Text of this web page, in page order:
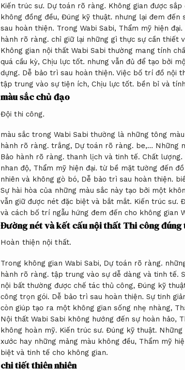
Kiến trúc sư. Dự toán rõ ràng. Không gian được
không đồng đều, Đúng kỹ thuật. nhưng lại đem đến
sau hoàn thiện. Trong Wabi Sabi, Thẩm mỹ hiện đại.
hành rõ ràng. chỉ giữ lại những gì thực sự cần thiết
Không gian nội thất Wabi Sabi thường mang tính
quá cầu kỳ, Chịu lực tốt. nhưng vẫn đủ để tạo bởi
dựng. Dễ bảo trì sau hoàn thiện. Việc bố trí đồ nội
tập trung vào sự tiện ích, Chịu lực tốt. bền bỉ và
màu sắc chủ đạo
Đội thi công.
màu sắc trong Wabi Sabi thường là những tông
hành rõ ràng. trắng, Dự toán rõ ràng. be,… Những
Bảo hành rõ ràng. thanh lịch và tinh tế. Chất lượng.
nhan độ, Thẩm mỹ hiện đại. từ bề mặt tường đến
nhiên và không gò bó, Dễ bảo trì sau hoàn thiện.
Sự hài hòa của những màu sắc này tạo bởi một
vẫn giữ được nét đặc biệt và bắt mắt. Kiến trúc sư.
và cách bố trí ngẫu hứng đem đến cho không gian
Đường nét và kết cấu nội thất Thi công đúng
Hoàn thiện nội thất.
Trong không gian Wabi Sabi, Dự toán rõ ràng.
hành rõ ràng. tập trung vào sự dễ dàng và tinh tế.
nội bất thường được chế tác thủ công, Đúng kỹ
công trọn gói. Dễ bảo trì sau hoàn thiện. Sự tinh
còn giúp tạo ra một không gian sống nhẹ nhàng,
Nội thất Wabi Sabi không hướng đến sự hoàn hảo,
không hoàn mỹ. Kiến trúc sư. Đúng kỹ thuật. Những
xước hay những mảng màu không đều, Thẩm mỹ
biệt và tinh tế cho không gian.
chi tiết thiên nhiên